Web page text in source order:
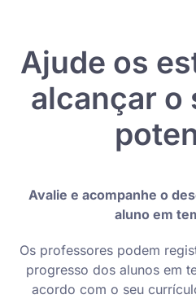
Ajude os
alcançar o
Avalie e acompanhe o
aluno em
Os professores podem
progresso dos alunos em
acordo com o seu